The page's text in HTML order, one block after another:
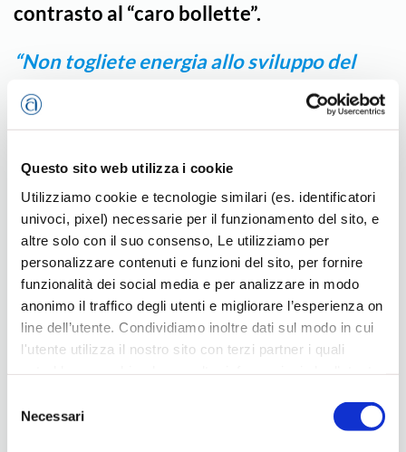
Questo sito web utilizza i cookie
Utilizziamo cookie e tecnologie similari (es. identificatori
univoci, pixel) necessarie per il funzionamento del sito, e
altre solo con il suo consenso, Le utilizziamo per
personalizzare contenuti e funzioni del sito, per fornire
funzionalità dei social media e per analizzare in modo
anonimo il traffico degli utenti e migliorare l’esperienza on
line dell’utente. Condividiamo inoltre dati sul modo in cui
l'utente utilizza il nostro sito con terzi partner i quali
loro servizi, per finalità pubblicitarie creando elenchi di
segmenti di pubblico per fornire annunci sui social media
delNecessari
contrasto al “caro bollette”.
“Non togliete energia allo sviluppo del
Paese”